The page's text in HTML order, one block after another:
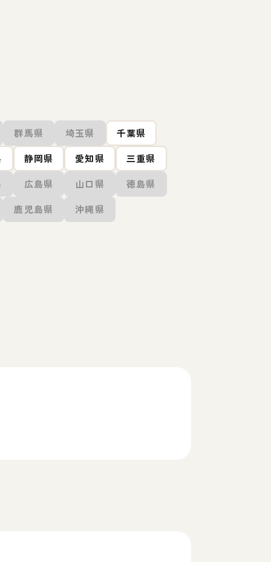
群馬県 埼玉県
千葉県
静岡県 愛知県
三重県
広島県 山口県
徳島県
鹿児島県
沖縄県